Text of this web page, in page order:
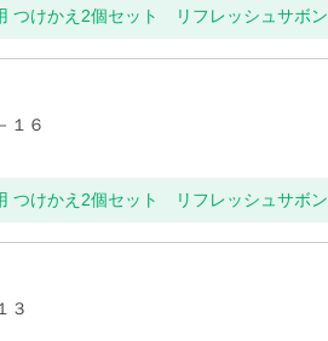
けかえ2個セット リフレッシュサボン
１６
けかえ2個セット リフレッシュサボン
３